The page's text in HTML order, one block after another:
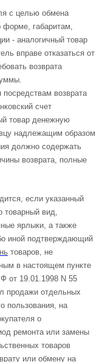
с целью обмена
форме, габаритам,
- аналогичный товар
вправе отказаться от
возврата
возврата
счет
товар денежную
надлежащим образом
должно содержать
возврата, полные
если указанный
товарный вид,
ярлыки, а также
иной подтверждающий
товаров, не
в настоящем пункте
от 19.01.1998 N 55
продажи отдельных
пользования, на
о
ремонта или замены
товаров
или обмену на